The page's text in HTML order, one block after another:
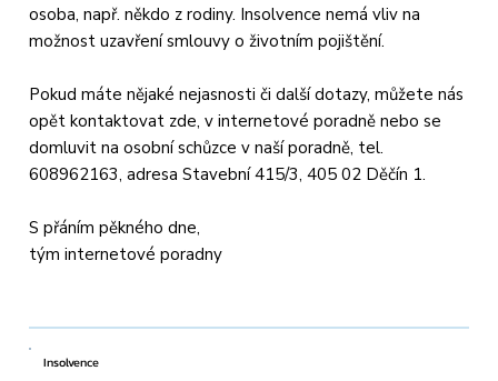
osoba, např. někdo z rodiny. Insolvence nemá vliv na
možnost uzavření smlouvy o životním pojištění.
Pokud máte nějaké nejasnosti či další dotazy, můžete nás
opět kontaktovat zde, v internetové poradně nebo se
domluvit na osobní schůzce v naší poradně, tel.
608962163, adresa Stavební 415/3, 405 02 Děčín 1.
S přáním pěkného dne,
tým internetové poradny
Insolvence